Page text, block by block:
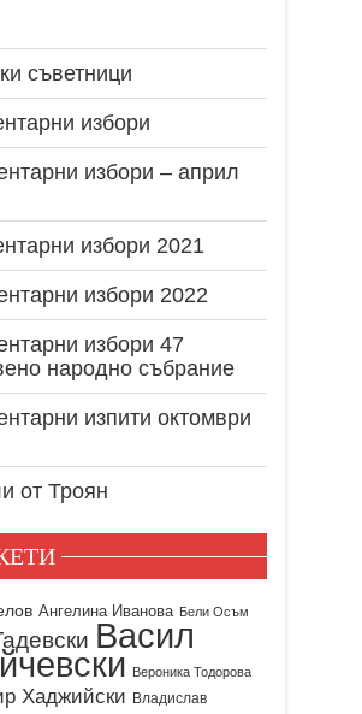
съветници
избори
избори – април
избори 2021
избори 2022
избори 47
народно събрание
изпити октомври
от Троян
Ангелина Иванова Бели Осъм
Васил
Вероника Тодорова
Хаджийски Владислав